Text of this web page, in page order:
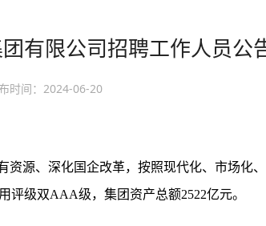
有限公司招聘工作人员公
时间： 2024-06-20
源、深化国企改革，按照现代化、市场化
评级双AAA级，集团资产总额2522亿元。